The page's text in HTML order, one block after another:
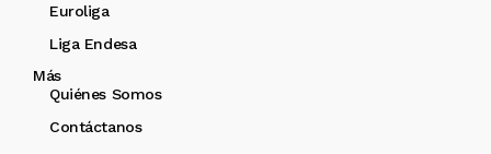
Euroliga
Liga Endesa
Más
Quiénes Somos
Contáctanos